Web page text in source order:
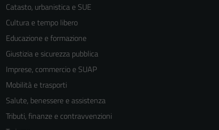
Catasto, urbanistica e SUE
Cultura e tempo libero
Educazione e formazione
Giustizia e sicurezza pubblica
Imprese, commercio e SUAP
Mobilità e trasporti
Salute, benessere e assistenza
Tributi, finanze e contravvenzioni